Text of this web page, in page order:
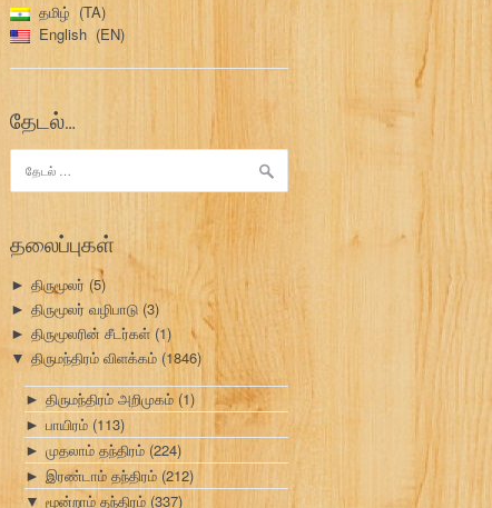
தமிழ்
TA
English
EN
தேடல்…
தேடு:
தலைப்புகள்
► திருமூலர் (5)
► திருமூலர் வழிபாடு (3)
► திருமூலரின் சீடர்கள் (1)
▼ திருமந்திரம் விளக்கம் (1846)
► திருமந்திரம் அறிமுகம் (1)
► பாயிரம் (113)
► முதலாம் தந்திரம் (224)
► இரண்டாம் தந்திரம் (212)
▼ மூன்றாம் தந்திரம் (337)